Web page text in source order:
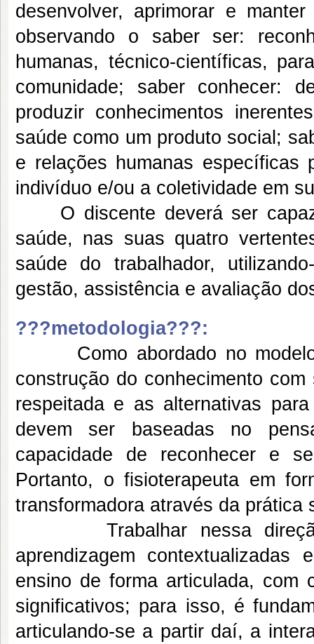
desenvolver, aprimorar e
observando o saber ser:
humanas, técnico-científicas,
comunidade; saber conhecer:
produzir conhecimentos
saúde como um produto social;
e relações humanas específicas
indivíduo e/ou a coletividade em
O discente deverá ser capaz
saúde, nas suas quatro
saúde do trabalhador,
gestão, assistência e avaliação
???metodologia???:
Como abordado no modelo
construção do conhecimento
respeitada e as alternativas
devem ser baseadas no
capacidade de reconhecer e
Portanto, o fisioterapeuta em
transformadora através da prática
Trabalhar nessa direção
aprendizagem
ensino de forma articulada, com
significativos; para isso, é
articulando-se a partir daí, a